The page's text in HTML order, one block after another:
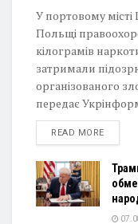
У портовому місті
Польщі
кілограмів
затримали
організованого
передає
READ MOREDETAILS